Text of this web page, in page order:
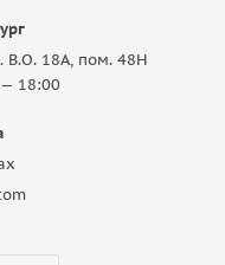
В.О. 18A, пом. 48Н
18:00